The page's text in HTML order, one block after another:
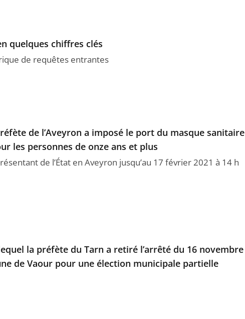
quelques chiffres clés
de requêtes entrantes
de l’Aveyron a imposé le port du masque sanitaire
les personnes de onze ans et plus
de l’État en Aveyron jusqu’au 17 février 2021 à 14 h
la préfète du Tarn a retiré l’arrêté du 16 novembre
de Vaour pour une élection municipale partielle